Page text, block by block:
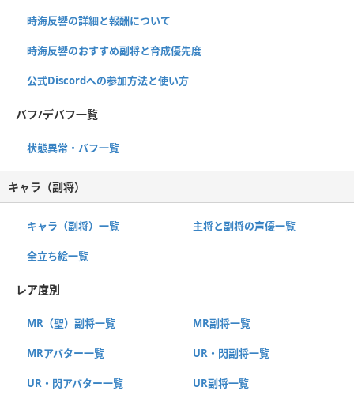
時海反響の詳細と報酬について
時海反響のおすすめ副将と育成優先度
公式Discordへの参加方法と使い方
バフ/デバフ一覧
状態異常・バフ一覧
キャラ（副将）
キャラ（副将）一覧 主将と副将の声優一覧
全立ち絵一覧
レア度別
MR（聖）副将一覧 MR副将一覧
MRアバター一覧 UR・閃副将一覧
UR・閃アバター一覧 UR副将一覧